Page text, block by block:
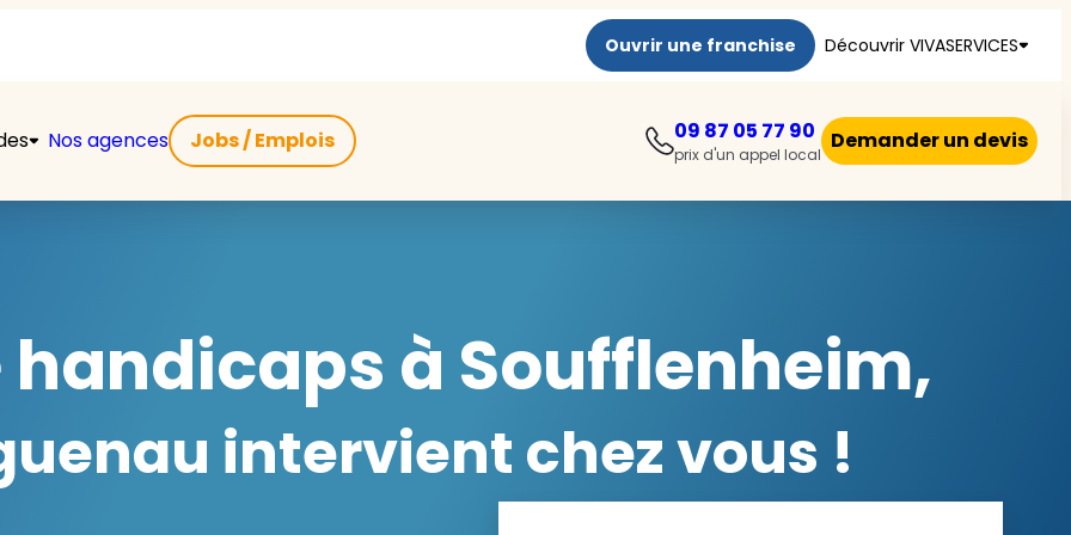
Ouvrir une franchise Découvrir VIVASERVICES
Nos agences Jobs / Emplois 09 87 05 77 90
prix d'un appel local
Demander un devis
à Soufflenheim,
intervient chez vous !